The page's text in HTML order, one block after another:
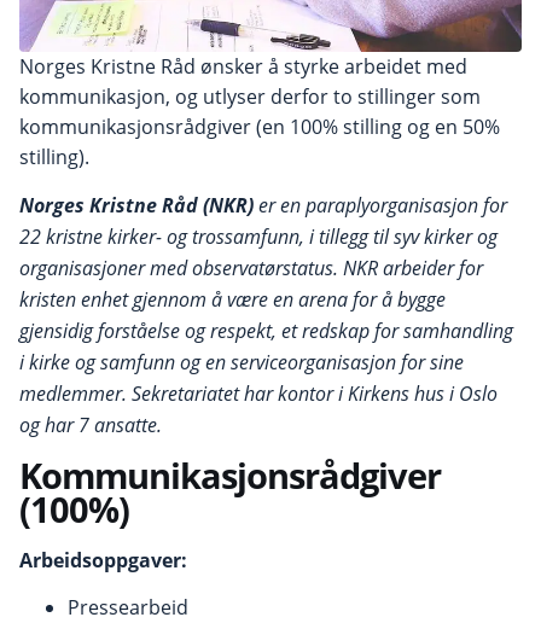
Norges Kristne Råd ønsker å styrke arbeidet med
kommunikasjon, og utlyser derfor to stillinger som
kommunikasjonsrådgiver (en 100% stilling og en 50%
stilling).
Norges Kristne Råd (NKR)er en paraplyorganisasjon for
22 kristne kirker- og trossamfunn, i tillegg til syv kirker og
organisasjoner med observatørstatus. NKR arbeider for
kristen enhet gjennom å være en arena for å bygge
gjensidig forståelse og respekt, et redskap for samhandling
i kirke og samfunn og en serviceorganisasjon for sine
medlemmer. Sekretariatet har kontor i Kirkens hus i Oslo
og har 7 ansatte.
Kommunikasjonsrådgiver
(100%)
Arbeidsoppgaver:
Pressearbeid